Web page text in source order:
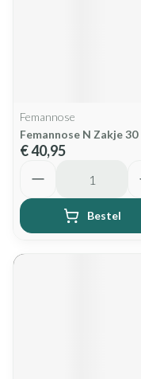
Femannose
Femannose N Zakje 30
€ 40,95
Bestel